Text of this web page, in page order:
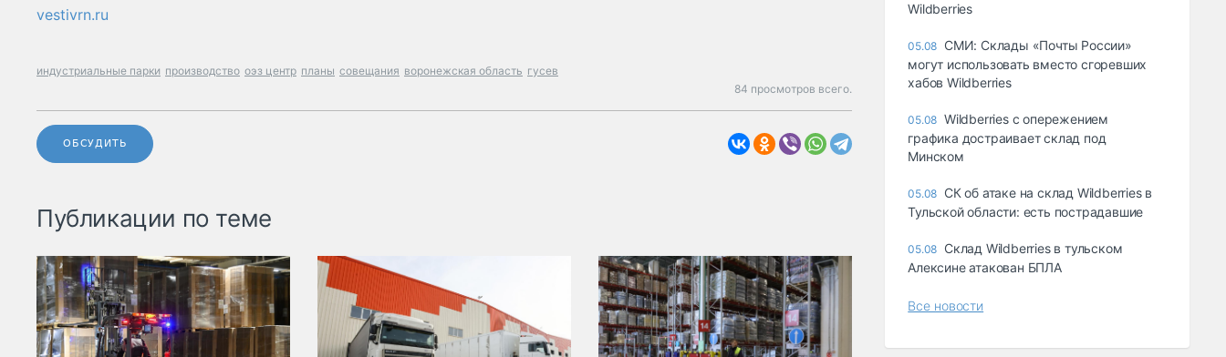
vestivrn.ru
индустриальные парки производство оэз центр планы совещания воронежская область гусев
84 просмотров всего.
ОБСУДИТЬ
Публикации по теме
Wildberries
05.08 СМИ: Склады «Почты России»
могут использовать вместо сгоревших
хабов Wildberries
05.08 Wildberries с опережением
графика достраивает склад под
Минском
05.08 СК об атаке на склад Wildberries в
Тульской области: есть пострадавшие
05.08 Склад Wildberries в тульском
Алексине атакован БПЛА
Все новости